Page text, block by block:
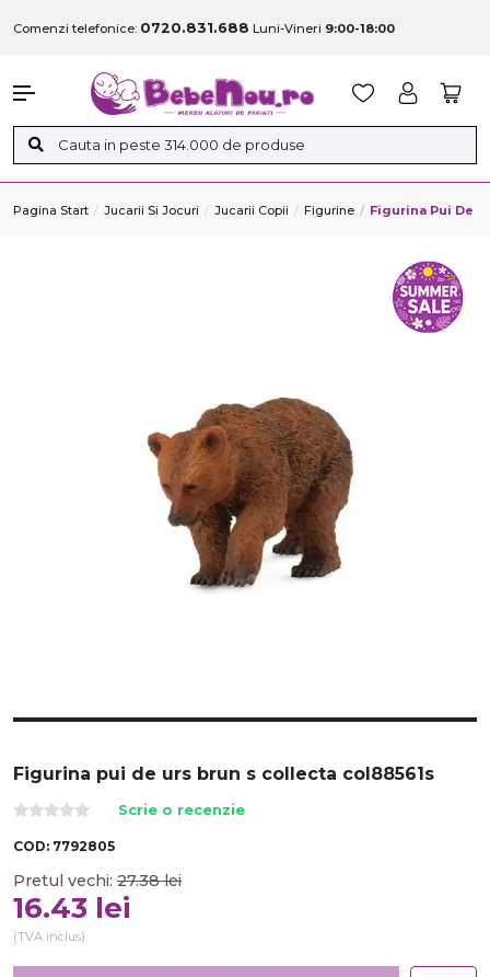
Comenzi telefonice: 0720.831.688 Luni-Vineri 9:00-18:00
Pagina Start Jucarii Si Jocuri Jucarii Copii Figurine Figurina Pui De
Figurina pui de urs brun s collecta col88561s
Scrie o recenzie
COD: 7792805
Pretul vechi: 27.38 lei
16.43 lei
(TVA inclus)